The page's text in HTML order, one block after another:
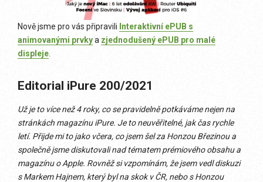
Nově jsme pro vás připravili Interaktivní ePUB s
animovanými prvkya zjednodušený ePUB pro malé
displeje
Editorial iPure 200/2021
Už je to více než 4 roky, co se pravidelně potkáváme nejen na
stránkách magazínu iPure. Je to neuvěřitelné, jak čas rychle
letí. Přijde mi to jako včera, co jsem šel za Honzou Březinou a
společně jsme diskutovali nad tématem prémiového obsahu a
magazínu o Apple. Rovněž si vzpomínám, že jsem vedl diskuzi
s Markem Hajnem, který byl na skok v ČR, nebo s Honzou